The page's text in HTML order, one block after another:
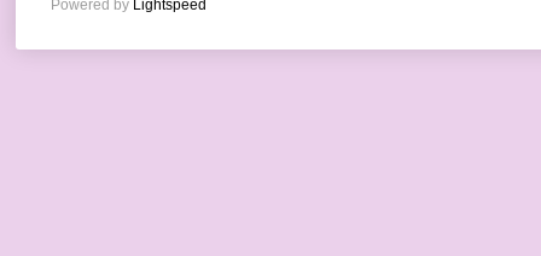
Powered by Lightspeed